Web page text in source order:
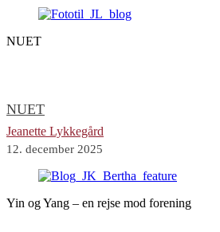
NUET
NUET
Jeanette Lykkegård
12. december 2025
Yin og Yang – en rejse mod forening